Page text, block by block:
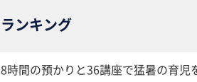
ンキング
時間の預かりと36講座で猛暑の育